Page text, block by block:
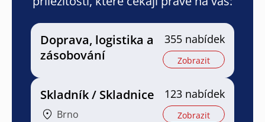
Doprava, logistika a
zásobování
355 nabídek
Zobrazit
Skladník / Skladnice
Brno
123 nabídek
Zobrazit